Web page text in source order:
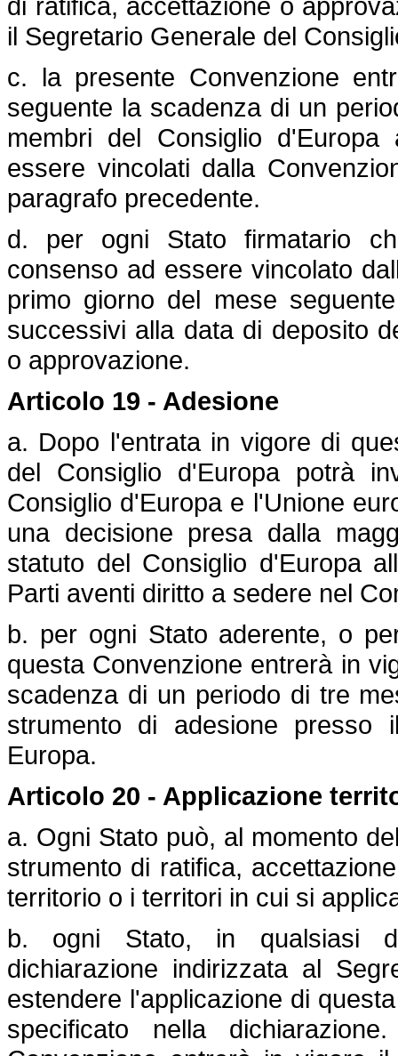
il Segretario Generale del
c. la presente Convenzione
seguente la scadenza di un
membri del Consiglio
essere vincolati dalla
paragrafo precedente.
d. per ogni Stato firmatario
consenso ad essere vincolato
primo giorno del mese
successivi alla data di deposito
o approvazione.
Articolo 19 - Adesione
a. Dopo l'entrata in vigore di
del Consiglio d'Europa potrà
Consiglio d'Europa e l'Unione
una decisione presa dalla
statuto del Consiglio d'Europa
Parti aventi diritto a sedere nel
b. per ogni Stato aderente, o
questa Convenzione entrerà in
scadenza di un periodo di tre
strumento di adesione presso
Europa.
Articolo 20 - Applicazione
a. Ogni Stato può, al momento
strumento di ratifica,
territorio o i territori in cui si
b. ogni Stato, in qualsiasi
dichiarazione indirizzata al
estendere l'applicazione di
specificato nella